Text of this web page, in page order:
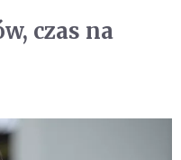
czas na